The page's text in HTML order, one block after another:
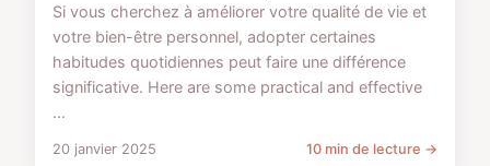
Si vous cherchez à améliorer votre qualité de vie et
votre bien-être personnel, adopter certaines
habitudes quotidiennes peut faire une différence
significative. Here are some practical and effective
...
20 janvier 2025 10 min de lecture →